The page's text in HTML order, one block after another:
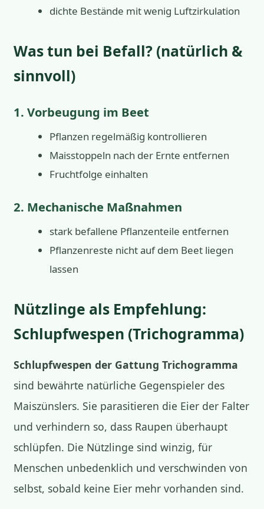
dichte Bestände mit wenig Luftzirkulation
Was tun bei Befall? (natürlich &
sinnvoll)
1. Vorbeugung im Beet
Pflanzen regelmäßig kontrollieren
Maisstoppeln nach der Ernte entfernen
Fruchtfolge einhalten
2. Mechanische Maßnahmen
stark befallene Pflanzenteile entfernen
Pflanzenreste nicht auf dem Beet liegen
lassen
Nützlinge als Empfehlung:
Schlupfwespen (Trichogramma)
Schlupfwespen der Gattung Trichogramma
sind bewährte natürliche Gegenspieler des
Maiszünslers. Sie parasitieren die Eier der Falter
und verhindern so, dass Raupen überhaupt
schlüpfen. Die Nützlinge sind winzig, für
Menschen unbedenklich und verschwinden von
selbst, sobald keine Eier mehr vorhanden sind.